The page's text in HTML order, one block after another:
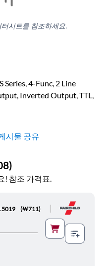
시트를 참조하세요.
Series, 4-Func, 2 Line
Inverted Output, TTL,
시물 공유
)
! 참조 가격표.
(₩711)